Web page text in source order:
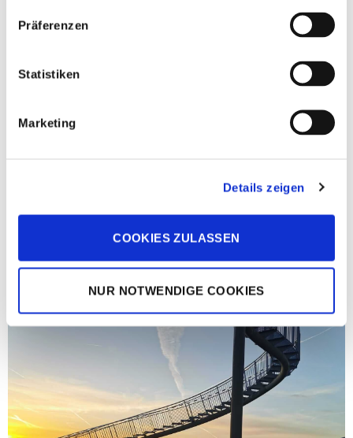
Präferenzen
Statistiken
Marketing
Details zeigen
COOKIES ZULASSEN
NUR NOTWENDIGE COOKIES